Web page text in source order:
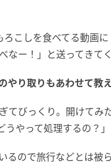
こしを食べてる動画
なー！」と送ってきて
やり取りもあわせて教
てびっくり。開けて
やって処理するの？」
るので旅行などとは被